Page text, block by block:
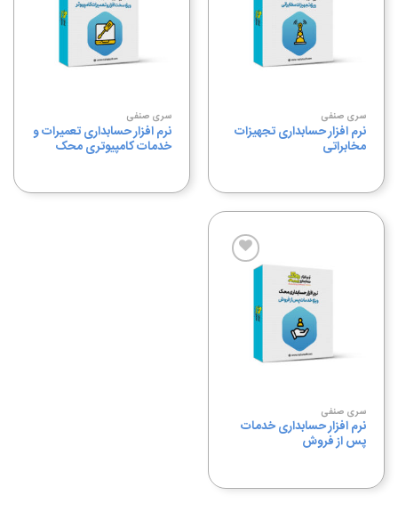
افزودن
سری صنفی
نرم افزار حسابداری تجهیزات
مخابراتی
افزودن
سری صنفی
نرم افزار حسابداری تعمیرات و
خدمات کامپیوتری محک
افزودن
سری صنفی
نرم افزار حسابداری خدمات
پس از فروش